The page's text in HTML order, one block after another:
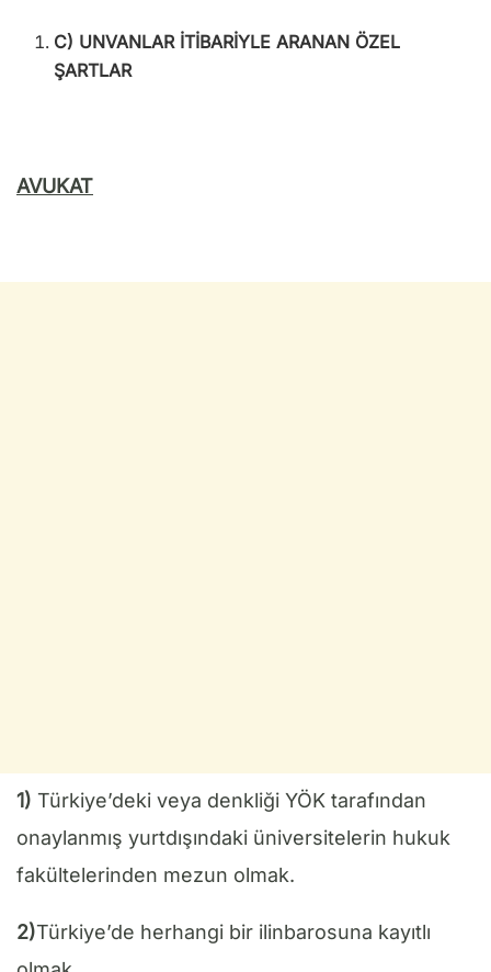
C) UNVANLAR İTİBARİYLE ARANAN ÖZEL
ŞARTLAR
AVUKAT
1) Türkiye’deki veya denkliği YÖK tarafından
onaylanmış yurtdışındaki üniversitelerin hukuk
fakültelerinden mezun olmak.
2)Türkiye’de herhangi bir ilinbarosuna kayıtlı